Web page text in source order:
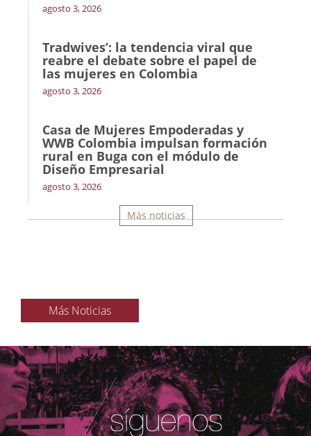
agosto 3, 2026
Tradwives’: la tendencia viral que
reabre el debate sobre el papel de
las mujeres en Colombia
agosto 3, 2026
Casa de Mujeres Empoderadas y
WWB Colombia impulsan formación
rural en Buga con el módulo de
Diseño Empresarial
agosto 3, 2026
Más noticias
Más Noticias